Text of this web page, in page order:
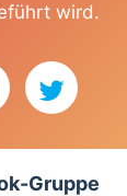
wird.
Gruppe